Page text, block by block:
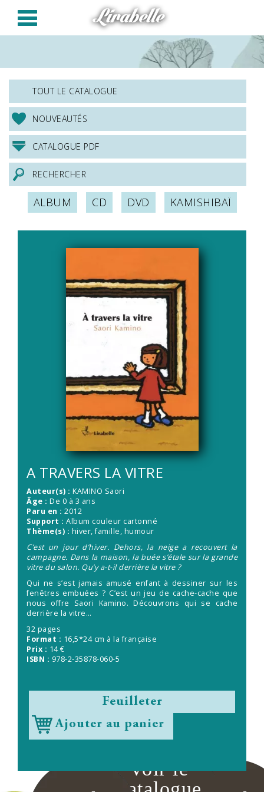
Panneau de gestion des cookies
Lirabelle
TOUT LE CATALOGUE
NOUVEAUTÉS
CATALOGUE PDF
RECHERCHER
ALBUM CD DVD KAMISHIBAÏ
A TRAVERS LA VITRE
Auteur(s) : KAMINO Saori
Âge : De 0 à 3 ans
Paru en : 2012
Support : Album couleur cartonné
Thème(s) : hiver, famille, humour
C’est un jour d’hiver. Dehors, la neige a recouvert la
campagne. Dans la maison, la buée s’étale sur la grande
vitre du salon. Qu’y a-t-il derrière la vitre ?
Qui ne s’est jamais amusé enfant à dessiner sur les
fenêtres embuées ? C’est un jeu de cache-cache que
nous offre Saori Kamino. Découvrons qui se cache
derrière la vitre…
32 pages
Format : 16,5*24 cm à la française
Prix : 14 €
ISBN : 978-2-35878-060-5
Feuilleter
Ajouter au panier
voir le